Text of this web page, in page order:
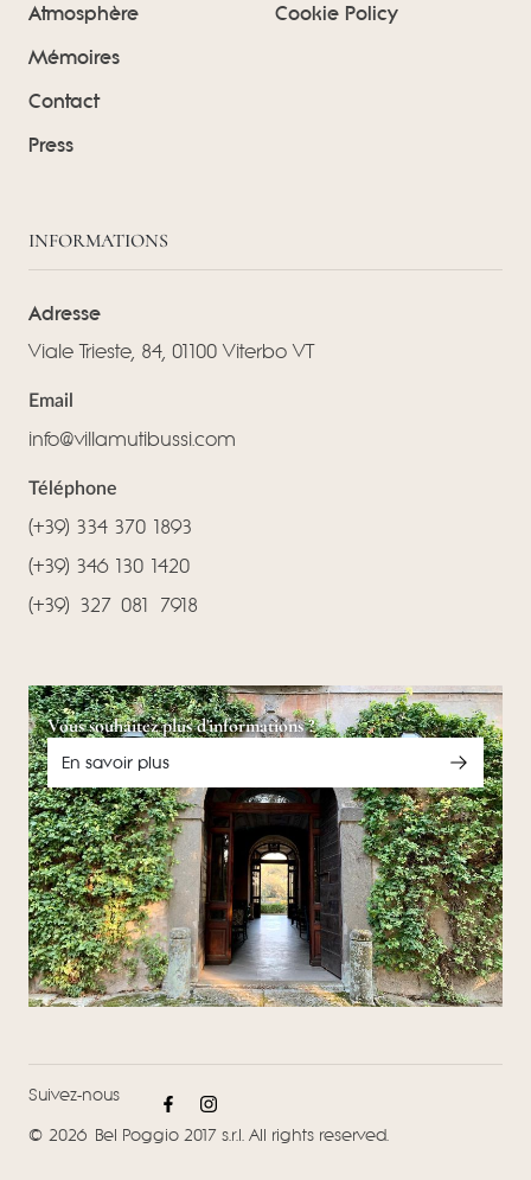
Atmosphère
Mémoires
Contact
Press
Cookie Policy
INFORMATIONS
Adresse
Viale Trieste, 84, 01100 Viterbo VT
Email
info@villamutibussi.com
Téléphone
(+39) 334 370 1893
(+39) 346 130 1420
(‪+39) 327 081 7918‬
Vous souhaitez plus d'informations ?
En savoir plus
Suivez-nous
© 2026 Bel Poggio 2017 s.r.l. All rights reserved.